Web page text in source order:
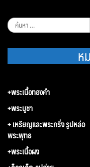
ค้นหา
สำหรับ:
ห
+พระเนื้อทองคำ
+พระบูชา
+ เหรียญและพระกริ่ง รูปหล่อ
พระพุทธ
+พระเนื้อผง